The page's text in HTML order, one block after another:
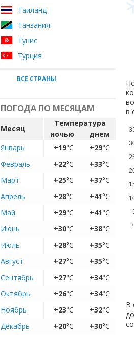
Таиланд
Танзания
Тунис
Турция
ВСЕ СТРАНЫ
ПОГОДА ПО МЕСЯЦАМ
Месяц
Температура
ночью
днем
Январь
+19°C +29°C
Февраль
+22°C +33°C
Март
+25°C +37°C
Апрель
+28°C +41°C
Май
+29°C +41°C
Июнь
+30°C +38°C
Июль
+28°C +35°C
Август
+27°C +35°C
Сентябрь
+27°C +34°C
Октябрь
+26°C +34°C
Ноябрь
+23°C +32°C
Декабрь
+20°C +30°C
в
В